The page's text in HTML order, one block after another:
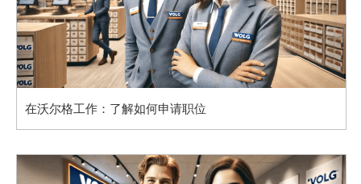
在沃尔格工作：了解如何申请职位